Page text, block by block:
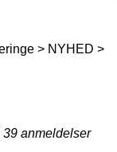
> NYHED >
39 anmeldelser